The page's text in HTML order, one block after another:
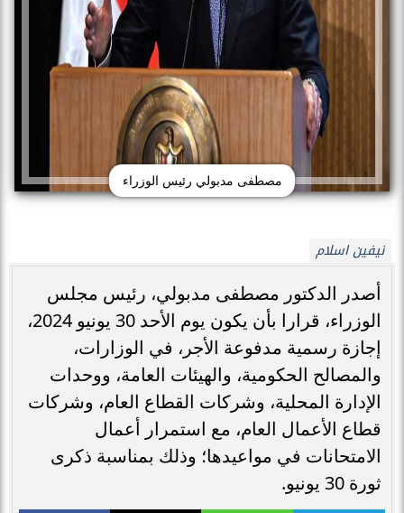
مصطفى مدبولي رئيس الوزراء
نيفين اسلام
أصدر الدكتور مصطفى مدبولي، رئيس مجلس
الوزراء، قرارا بأن يكون يوم الأحد 30 يونيو 2024،
إجازة رسمية مدفوعة الأجر، في الوزارات،
والمصالح الحكومية، والهيئات العامة، ووحدات
الإدارة المحلية، وشركات القطاع العام، وشركات
قطاع الأعمال العام، مع استمرار أعمال
الامتحانات في مواعيدها؛ وذلك بمناسبة ذكرى
ثورة 30 يونيو.